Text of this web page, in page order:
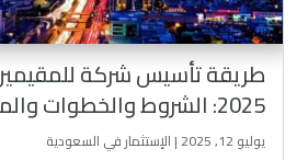
طريقة تأسيس شركة
2025: الشروط والخطوات والمصاريف
يوليو 12, 2025 | الإستثمار في السعودية